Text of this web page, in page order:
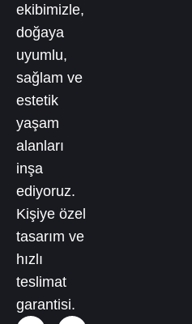
ekibimizle,
doğaya
uyumlu,
sağlam ve
estetik
yaşam
alanları
inşa
ediyoruz.
Kişiye özel
tasarım ve
hızlı
teslimat
garantisi.